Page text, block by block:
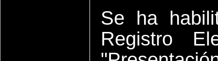
Se ha
Registro